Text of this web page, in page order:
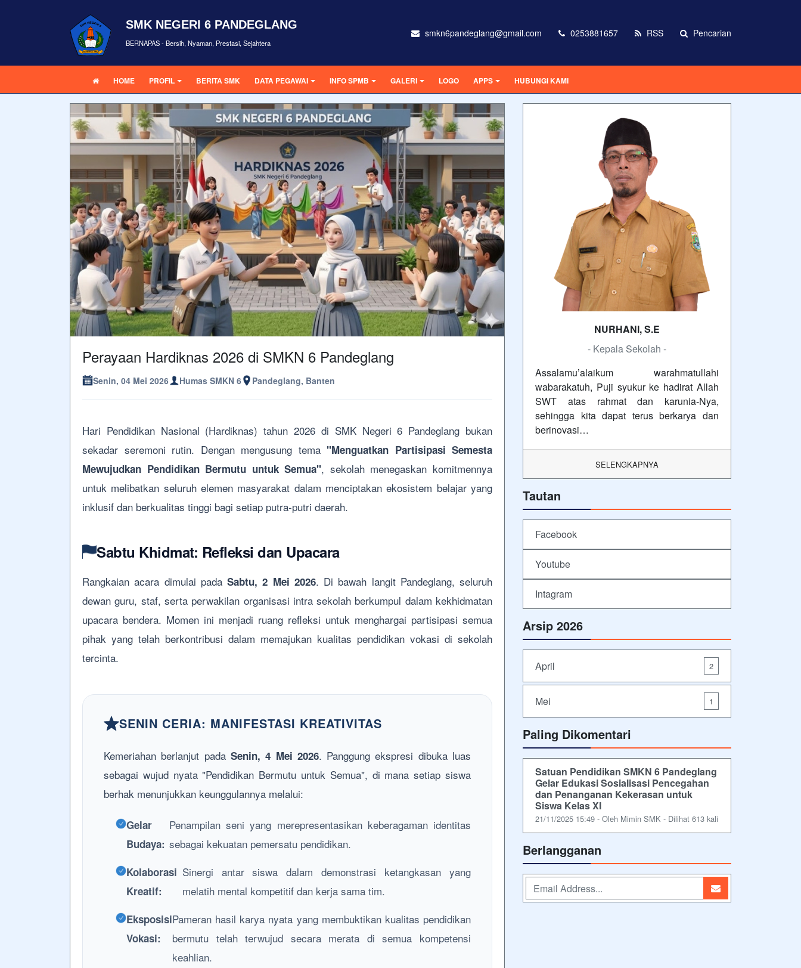
SMK NEGERI 6 PANDEGLANG
BERNAPAS - Bersih, Nyaman, Prestasi, Sejahtera
smkn6pandeglang@gmail.com 0253881657 RSS Pencarian
HOME PROFIL BERITA SMK DATA PEGAWAI INFO SPMB GALERI LOGO APPS HUBUNGI KAMI
Perayaan Hardiknas 2026 di SMKN 6 Pandeglang
Senin, 04 Mei 2026 Humas SMKN 6 Pandeglang, Banten
Hari Pendidikan Nasional (Hardiknas) tahun 2026 di SMK Negeri 6 Pandeglang bukan
sekadar seremoni rutin. Dengan mengusung tema "Menguatkan Partisipasi Semesta
Mewujudkan Pendidikan Bermutu untuk Semua", sekolah menegaskan komitmennya
untuk melibatkan seluruh elemen masyarakat dalam menciptakan ekosistem belajar yang
inklusif dan berkualitas tinggi bagi setiap putra-putri daerah.
Sabtu Khidmat: Refleksi dan Upacara
Rangkaian acara dimulai pada Sabtu, 2 Mei 2026. Di bawah langit Pandeglang, seluruh
dewan guru, staf, serta perwakilan organisasi intra sekolah berkumpul dalam kekhidmatan
upacara bendera. Momen ini menjadi ruang refleksi untuk menghargai partisipasi semua
pihak yang telah berkontribusi dalam memajukan kualitas pendidikan vokasi di sekolah
tercinta.
SENIN CERIA: MANIFESTASI KREATIVITAS
Kemeriahan berlanjut pada Senin, 4 Mei 2026. Panggung ekspresi dibuka luas
sebagai wujud nyata "Pendidikan Bermutu untuk Semua", di mana setiap siswa
berhak menunjukkan keunggulannya melalui:
Gelar
Budaya:
Penampilan seni yang merepresentasikan keberagaman identitas
sebagai kekuatan pemersatu pendidikan.
Kolaborasi
Kreatif:
Sinergi antar siswa dalam demonstrasi ketangkasan yang
melatih mental kompetitif dan kerja sama tim.
Eksposisi
Vokasi:
Pameran hasil karya nyata yang membuktikan kualitas pendidikan
bermutu telah terwujud secara merata di semua kompetensi
keahlian.
NURHANI, S.E
- Kepala Sekolah -
Assalamu’alaikum warahmatullahi
wabarakatuh, Puji syukur ke hadirat Allah
SWT atas rahmat dan karunia-Nya,
sehingga kita dapat terus berkarya dan
berinovasi…
SELENGKAPNYA
Tautan
Facebook
Youtube
Intagram
Arsip 2026
April 2
Mei 1
Paling Dikomentari
Satuan Pendidikan SMKN 6 Pandeglang
Gelar Edukasi Sosialisasi Pencegahan
dan Penanganan Kekerasan untuk
Siswa Kelas XI
21/11/2025 15:49 - Oleh Mimin SMK - Dilihat 613 kali
Berlangganan